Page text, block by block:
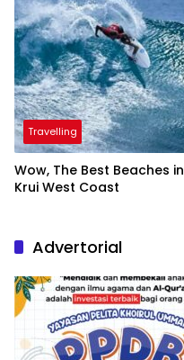
Travelling
Wow, The Best Beaches in
Krui West Coast
Advertorial